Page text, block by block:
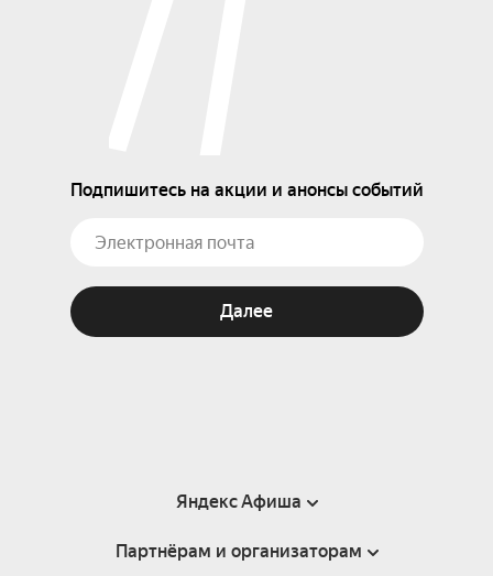
Подпишитесь на акции и анонсы событий
Далее
Яндекс Афиша
Справка
Партнёрам и организаторам